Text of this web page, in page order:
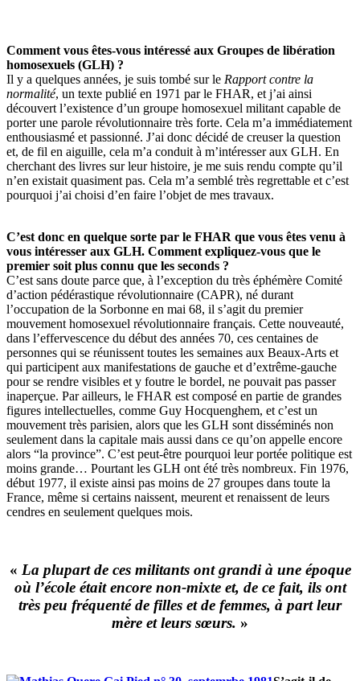
Comment vous êtes-vous intéressé aux Groupes de libération
homosexuels (GLH) ?
Il y a quelques années, je suis tombé sur le Rapport contre la
normalité, un texte publié en 1971 par le FHAR, et j’ai ainsi
découvert l’existence d’un groupe homosexuel militant capable de
porter une parole révolutionnaire très forte. Cela m’a immédiatement
enthousiasmé et passionné. J’ai donc décidé de creuser la question
et, de fil en aiguille, cela m’a conduit à m’intéresser aux GLH. En
cherchant des livres sur leur histoire, je me suis rendu compte qu’il
n’en existait quasiment pas. Cela m’a semblé très regrettable et c’est
pourquoi j’ai choisi d’en faire l’objet de mes travaux.
C’est donc en quelque sorte par le FHAR que vous êtes venu à
vous intéresser aux GLH. Comment expliquez-vous que le
premier soit plus connu que les seconds ?
C’est sans doute parce que, à l’exception du très éphémère Comité
d’action pédérastique révolutionnaire (CAPR), né durant
l’occupation de la Sorbonne en mai 68, il s’agit du premier
mouvement homosexuel révolutionnaire français. Cette nouveauté,
dans l’effervescence du début des années 70, ces centaines de
personnes qui se réunissent toutes les semaines aux Beaux-Arts et
qui participent aux manifestations de gauche et d’extrême-gauche
pour se rendre visibles et y foutre le bordel, ne pouvait pas passer
inaperçue. Par ailleurs, le FHAR est composé en partie de grandes
figures intellectuelles, comme Guy Hocquenghem, et c’est un
mouvement très parisien, alors que les GLH sont disséminés non
seulement dans la capitale mais aussi dans ce qu’on appelle encore
alors “la province”. C’est peut-être pourquoi leur portée politique est
moins grande… Pourtant les GLH ont été très nombreux. Fin 1976,
début 1977, il existe ainsi pas moins de 27 groupes dans toute la
France, même si certains naissent, meurent et renaissent de leurs
cendres en seulement quelques mois.
« La plupart de ces militants ont grandi à une époque
où l’école était encore non-mixte et, de ce fait, ils ont
très peu fréquenté de filles et de femmes, à part leur
mère et leurs sœurs. »